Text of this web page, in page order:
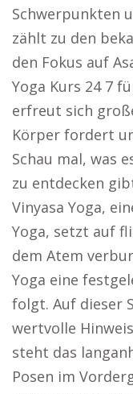
Schwerpunkten
zählt zu den
den Fokus auf
Yoga Kurs 24 7
erfreut sich
Körper fordert
Schau mal, was
zu entdecken
Vinyasa Yoga,
Yoga, setzt auf
dem Atem
Yoga eine
folgt. Auf dieser
wertvolle
steht das
Posen im